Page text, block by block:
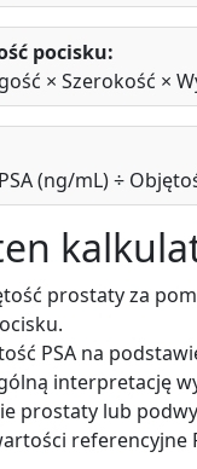
pocisku:
× Szerokość ×
(ng/mL) ÷
prostaty za
PSA na
interpretację
prostaty lub
referencyjne